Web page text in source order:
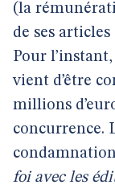
(la
de ses
Pour
vient d’être
millions
concurrence.
foi avec les